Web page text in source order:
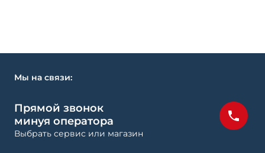
Мы на связи:
Прямой звонок
минуя оператора
Выбрать сервис или магазин